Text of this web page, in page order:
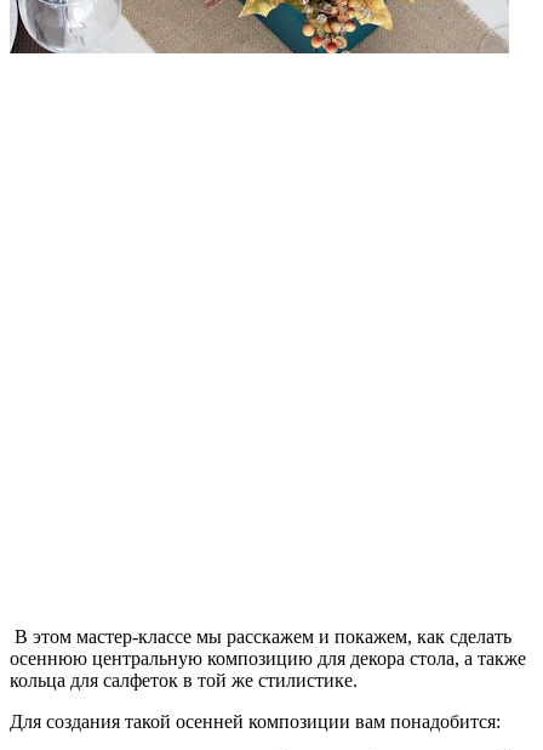
В этом мастер-классе мы расскажем и покажем, как сделать
осеннюю центральную композицию для декора стола, а также
кольца для салфеток в той же стилистике.
Для создания такой осенней композиции вам понадобится: